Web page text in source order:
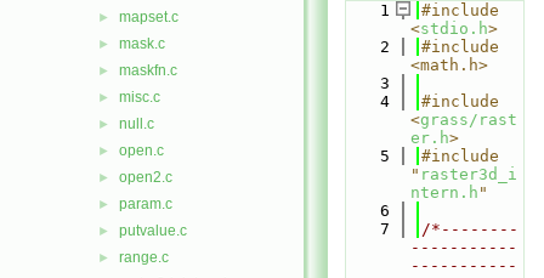
► mapset.c
► mask.c
► maskfn.c
► misc.c
► null.c
► open.c
► open2.c
► param.c
► putvalue.c
► range.c
    1
#include
<stdio.h>
    2
#include
<math.h>
    3
    4
#include
<grass/rast
er.h>
    5
#include
" raster3d_i
ntern.h "
    6
    7
/*--------
-----------
-----------